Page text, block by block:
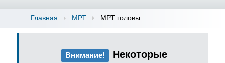
Главная МРТ МРТ головы
Внимание! Некоторые